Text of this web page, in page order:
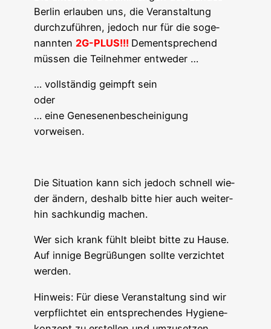
Ber­lin erlau­ben uns, die Ver­an­stal­tung
durch­zu­füh­ren, jedoch nur für die soge­
nann­ten 2G-PLUS!!! Dem­entspre­chend
müs­sen die Teil­neh­mer entweder …
… voll­stän­dig geimpft sein
oder
… eine Gene­se­nen­be­schei­ni­gung
vorweisen.
Die Situa­ti­on kann sich jedoch schnell wie­
der ändern, des­halb bit­te hier auch wei­ter­
hin sach­kun­dig machen.
Wer sich krank fühlt bleibt bit­te zu Hau­se.
Auf inni­ge Begrü­ßun­gen soll­te ver­zich­tet
werden.
Hin­weis: Für die­se Ver­an­stal­tung sind wir
ver­pflich­tet ein ent­spre­chen­des Hygie­ne­